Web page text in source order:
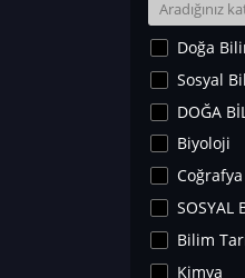
Doğa
Sosyal
DOĞA
Biyoloji
Coğrafya
SOSYAL
Bilim
Kimya